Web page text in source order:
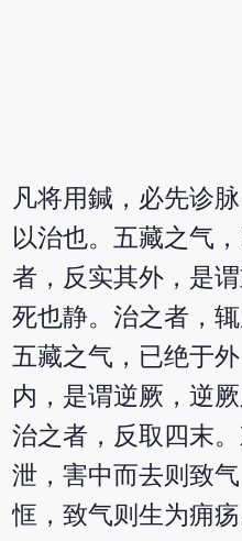
凡将用鍼，必先诊
以治也。五藏之气
者，反实其外，是
死也静。治之者，
五藏之气，已绝于
内，是谓逆厥，逆
治之者，反取四末
泄，害中而去则致
恇，致气则生为痈疡